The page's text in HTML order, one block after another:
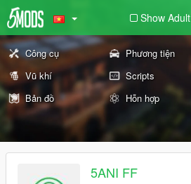
Show Adult
Công cụ Phương tiện
Vũ khí
Scripts
Bản đồ
Hỗn hợp
5ANI FF